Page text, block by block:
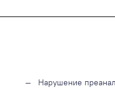
— Нарушение